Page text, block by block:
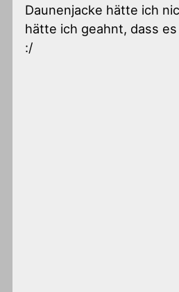
Daunenjacke hätte ich
hätte ich geahnt, dass
:/